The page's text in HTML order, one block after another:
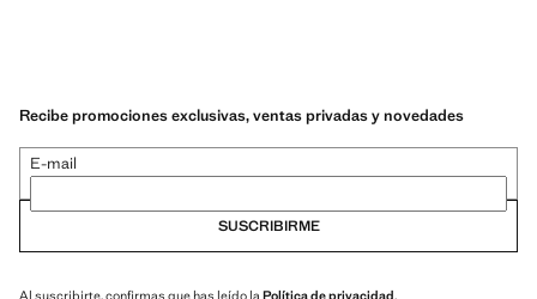
Recibe promociones exclusivas, ventas privadas y novedades
E-mail
SUSCRIBIRME
Al suscribirte, confirmas que has leído la Política de privacidad.